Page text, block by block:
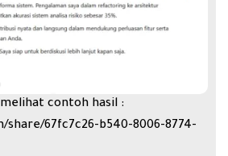
contoh hasil :
67fc7c26-b540-8006-8774-